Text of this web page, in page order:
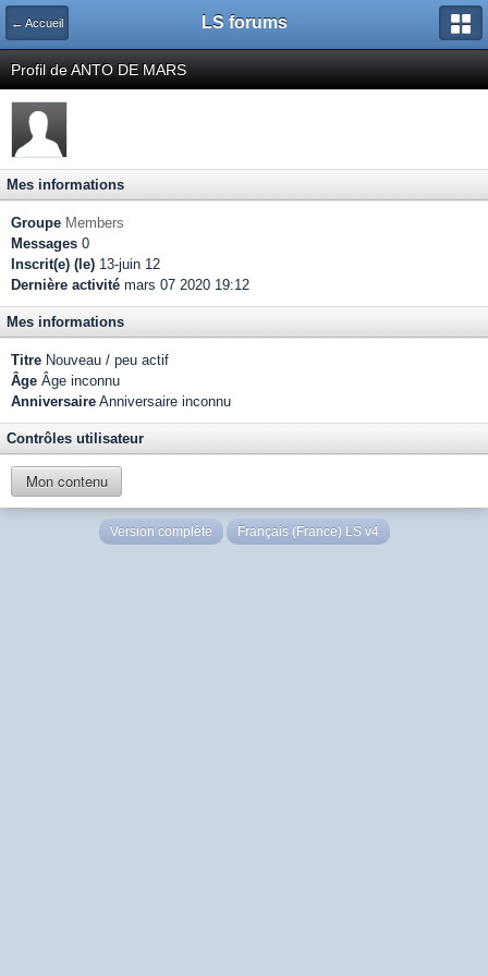
← Accueil LS forums
Profil de ANTO DE MARS
Mes informations
Groupe Members
Messages 0
Inscrit(e) (le) 13-juin 12
Dernière activité mars 07 2020 19:12
Mes informations
Titre Nouveau / peu actif
Âge Âge inconnu
Anniversaire Anniversaire inconnu
Contrôles utilisateur
Mon contenu
Version complète Français (France) LS v4